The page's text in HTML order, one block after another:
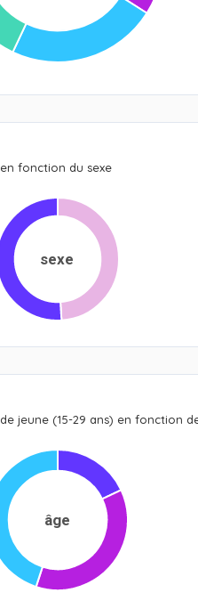
fonction du sexe
sexe
jeune (15-29 ans) en fonction
âge